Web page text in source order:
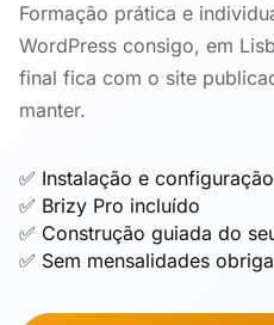
Formação prática e
WordPress consigo, em
final fica com o site
manter.
✅ Instalação e
✅ Brizy Pro incluído
✅ Construção guiada do
✅ Sem mensalidades